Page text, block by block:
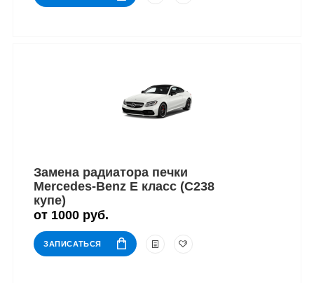
Замена радиатора печки
Mercedes-Benz E класс (C238
купе)
от 1000 руб.
ЗАПИСАТЬСЯ